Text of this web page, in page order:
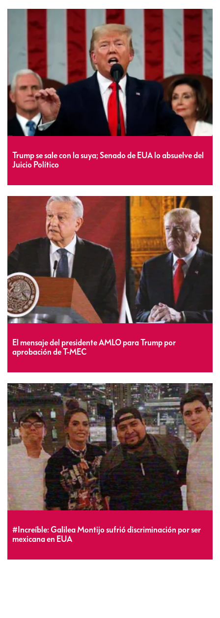
Trump se sale con la suya; Senado de EUA lo absuelve del
Juicio Político
El mensaje del presidente AMLO para Trump por
aprobación de T-MEC
#Increíble: Galilea Montijo sufrió discriminación por ser
mexicana en EUA